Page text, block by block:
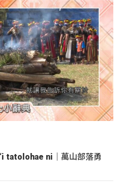
‘i tatolohae ni｜萬山部落勇